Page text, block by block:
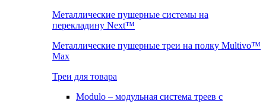
Металлические пушерные системы на
перекладину Next™
Металлические пушерные треи на полку Multivo™
Max
Треи для товара
Modulo – модульная система треев с